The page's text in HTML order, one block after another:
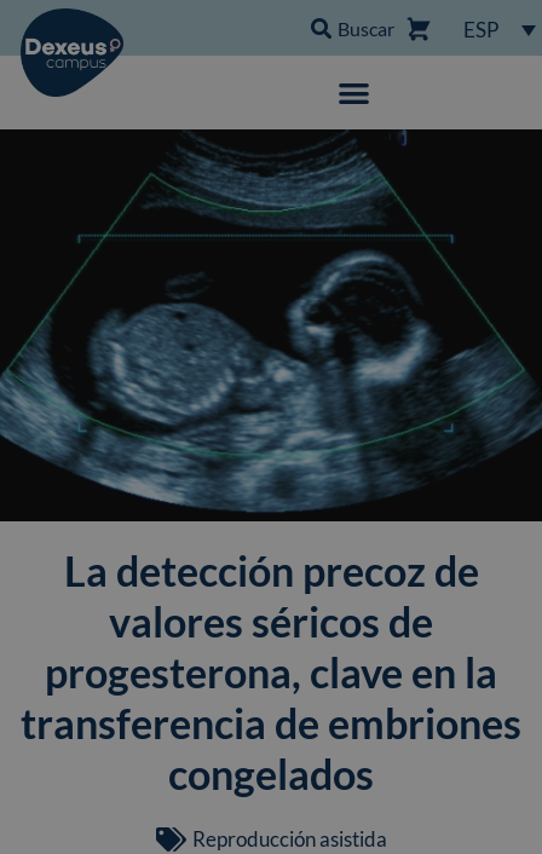
Buscar ESP
La detección precoz de
valores séricos de
progesterona, clave en la
transferencia de embriones
congelados
Reproducción asistida